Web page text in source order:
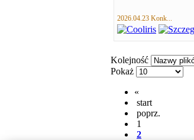
2026.04.23 Konk...
Kolejność
Pokaż
«
start
poprz.
1
2